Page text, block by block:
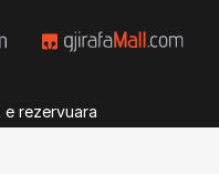
rezervuara